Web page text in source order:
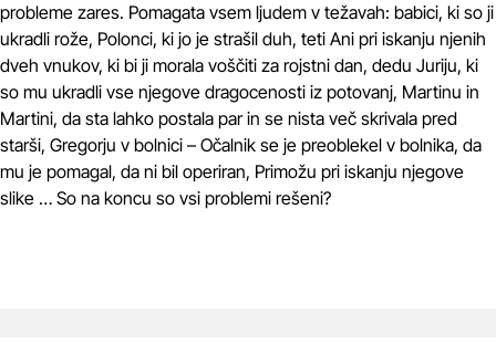
probleme zares. Pomagata vsem ljudem v težavah: babici, ki so ji
ukradli rože, Polonci, ki jo je strašil duh, teti Ani pri iskanju njenih
dveh vnukov, ki bi ji morala voščiti za rojstni dan, dedu Juriju, ki
so mu ukradli vse njegove dragocenosti iz potovanj, Martinu in
Martini, da sta lahko postala par in se nista več skrivala pred
starši, Gregorju v bolnici – Očalnik se je preoblekel v bolnika, da
mu je pomagal, da ni bil operiran, Primožu pri iskanju njegove
slike … So na koncu so vsi problemi rešeni?